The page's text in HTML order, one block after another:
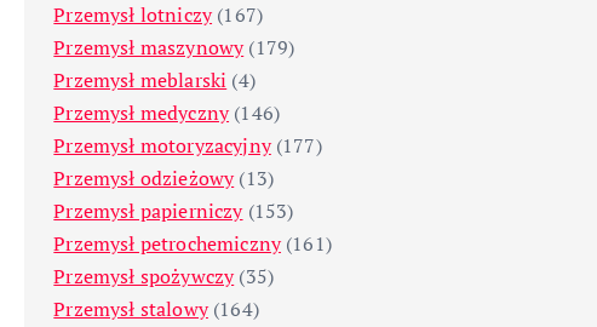
Przemysł lotniczy(167)
Przemysł maszynowy(179)
Przemysł meblarski (4)
Przemysł medyczny(146)
Przemysł motoryzacyjny(177)
Przemysł odzieżowy(13)
Przemysł papierniczy(153)
Przemysł petrochemiczny(161)
Przemysł spożywczy(35)
Przemysł stalowy(164)